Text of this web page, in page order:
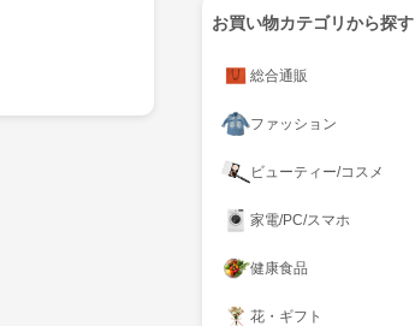
お買い物カテゴリから探す
総合通販
ファッション
ビューティー/コスメ
家電/PC/スマホ
健康食品
花・ギフト